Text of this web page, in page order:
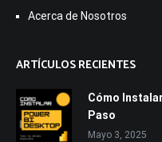
Acerca de Nosotros
ARTÍCULOS RECIENTES
Cómo
Paso
Mayo 3, 2025